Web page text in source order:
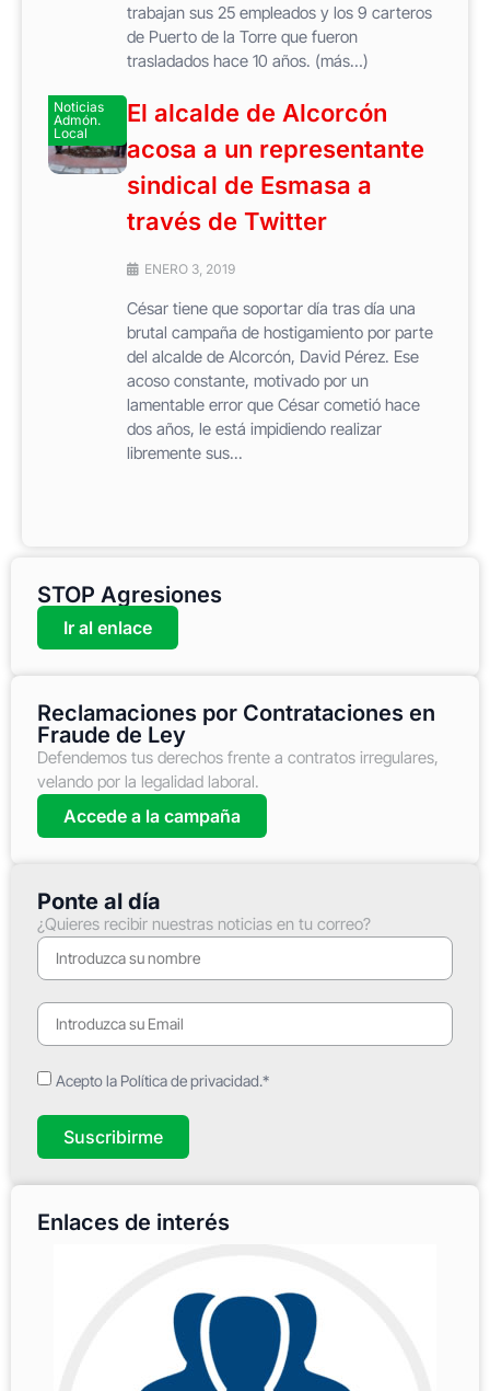
trabajan sus 25 empleados y los 9 carteros
de Puerto de la Torre que fueron
trasladados hace 10 años. (más…)
Noticias
Admón.
Local
El alcalde de Alcorcón
acosa a un representante
sindical de Esmasa a
través de Twitter
ENERO 3, 2019
César tiene que soportar día tras día una
brutal campaña de hostigamiento por parte
del alcalde de Alcorcón, David Pérez. Ese
acoso constante, motivado por un
lamentable error que César cometió hace
dos años, le está impidiendo realizar
libremente sus...
STOP Agresiones
Ir al enlace
Reclamaciones por Contrataciones en
Fraude de Ley
Defendemos tus derechos frente a contratos irregulares,
velando por la legalidad laboral.
Accede a la campaña
Ponte al día
¿Quieres recibir nuestras noticias en tu correo?
Acepto la Política de privacidad.*
Suscribirme
Enlaces de interés